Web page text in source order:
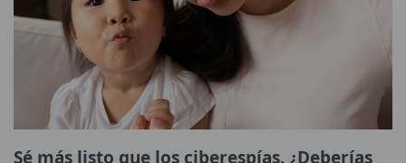
Sé más listo que los ciberespías. ¿Deberías